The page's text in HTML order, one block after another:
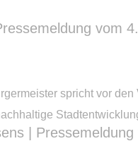
vom
spricht vor den
| Pressemeldung